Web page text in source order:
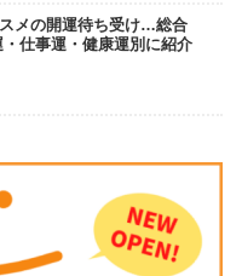
メの開運待ち受け…総合
仕事運・健康運別に紹介